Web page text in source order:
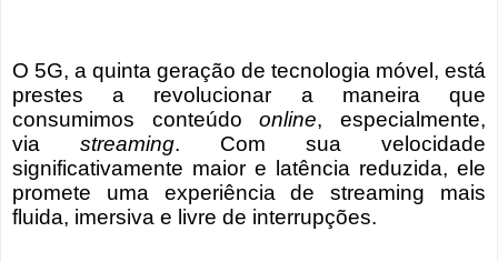
O 5G, a quinta geração de tecnologia móvel, está
prestes a revolucionar a maneira que
consumimos conteúdoonline, especialmente,
via streaming. Com sua velocidade
significativamente maior e latência reduzida, ele
promete uma experiência de streaming mais
fluida, imersiva e livre de interrupções.